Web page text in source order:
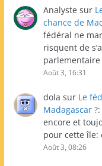
Analyste sur
chance de
fédéral ne
risquent de
Août 3, 16:31
dola sur Le
Madagascar ?:
encore et
pour cette île:
Août 3, 08:26